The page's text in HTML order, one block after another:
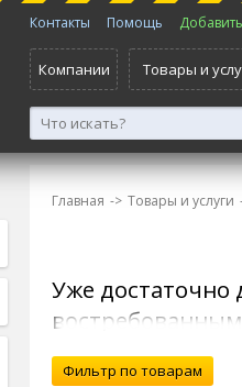
Контакты Помощь
Компании Товары и
Главная -> Товары и услуги
Уже достаточно
Основными